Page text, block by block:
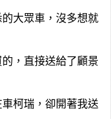
大眾車，沒多想就
，直接送給了顧景
柯瑞，卻開著我送